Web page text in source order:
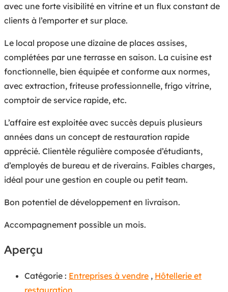
avec une forte visibilité en vitrine et un flux constant de
clients à l’emporter et sur place.
Le local propose une dizaine de places assises,
complétées par une terrasse en saison. La cuisine est
fonctionnelle, bien équipée et conforme aux normes,
avec extraction, friteuse professionnelle, frigo vitrine,
comptoir de service rapide, etc.
L’affaire est exploitée avec succès depuis plusieurs
années dans un concept de restauration rapide
apprécié. Clientèle régulière composée d’étudiants,
d’employés de bureau et de riverains. Faibles charges,
idéal pour une gestion en couple ou petit team.
Bon potentiel de développement en livraison.
Accompagnement possible un mois.
Aperçu
Catégorie : Entreprises à vendre , Hôtellerie et
restauration